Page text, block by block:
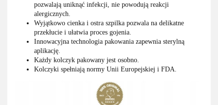
pozwalają uniknąć infekcji, nie powodują reakcji
alergicznych.
Wyjątkowo cienka i ostra szpilka pozwala na delikatne
przekłucie i ułatwia proces gojenia.
Innowacyjna technologia pakowania zapewnia sterylną
aplikację.
Każdy kolczyk pakowany jest osobno.
Kolczyki spełniają normy Unii Europejskiej i FDA.